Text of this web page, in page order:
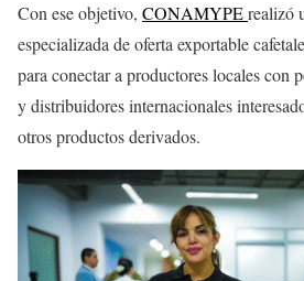
Con ese objetivo, CONAMYPErealizó
especializada de oferta exportable
para conectar a productores locales con
y distribuidores internacionales
otros productos derivados.